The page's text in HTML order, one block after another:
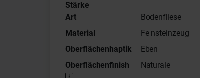
Stärke
Art
Bodenfliese
Material
Feinsteinzeug
Oberflächenhaptik
Eben
Oberflächenfinish
Naturale